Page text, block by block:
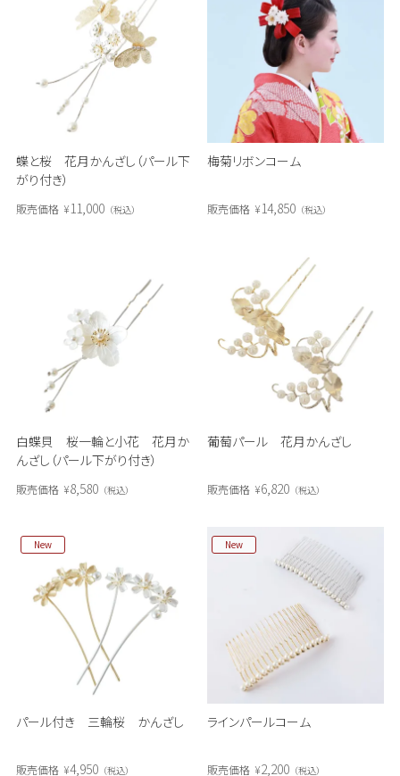
蝶と桜 花月かんざし（パール下
がり付き）
販売価格 ¥11,000 税込
梅菊リボンコーム
販売価格 ¥14,850 税込
白蝶貝 桜一輪と小花 花月か
んざし（パール下がり付き）
販売価格 ¥8,580 税込
葡萄パール 花月かんざし
販売価格 ¥6,820 税込
パール付き 三輪桜 かんざし
New
販売価格 ¥4,950 税込
ラインパールコーム
New
販売価格 ¥2,200 税込